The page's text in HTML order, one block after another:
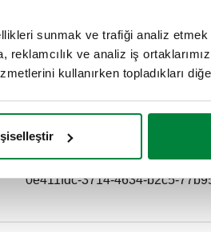
sunmak ve trafiği analiz
reklamcılık ve analiz iş
kullanırken topladıkları
Açıklama metni
CALEFFI, 694045. INAIL test
0e411fdc-3714-4634-b2c5-